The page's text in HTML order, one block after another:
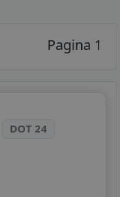
Pagina 1
DOT 24